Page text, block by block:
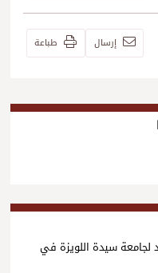
إرسال طباعة
سيدة اللويزة في